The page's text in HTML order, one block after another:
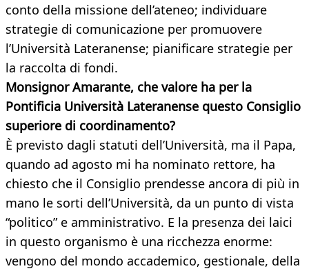
conto della missione dell’ateneo; individuare
strategie di comunicazione per promuovere
l’Università Lateranense; pianificare strategie per
la raccolta di fondi.
Monsignor Amarante, che valore ha per la
Pontificia Università Lateranense questo Consiglio
superiore di coordinamento?
È previsto dagli statuti dell’Università, ma il Papa,
quando ad agosto mi ha nominato rettore, ha
chiesto che il Consiglio prendesse ancora di più in
mano le sorti dell’Università, da un punto di vista
“politico” e amministrativo. E la presenza dei laici
in questo organismo è una ricchezza enorme:
vengono del mondo accademico, gestionale, della